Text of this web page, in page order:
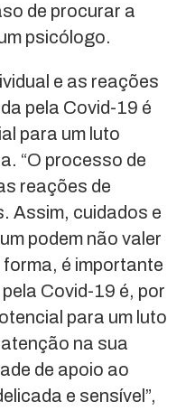
de procurar a
psicólogo.
e as reações
pela Covid-19 é
para um luto
“O processo de
reações de
Assim, cuidados e
podem não valer
é importante
Covid-19 é, por
para um luto
na sua
de apoio ao
e sensível”,